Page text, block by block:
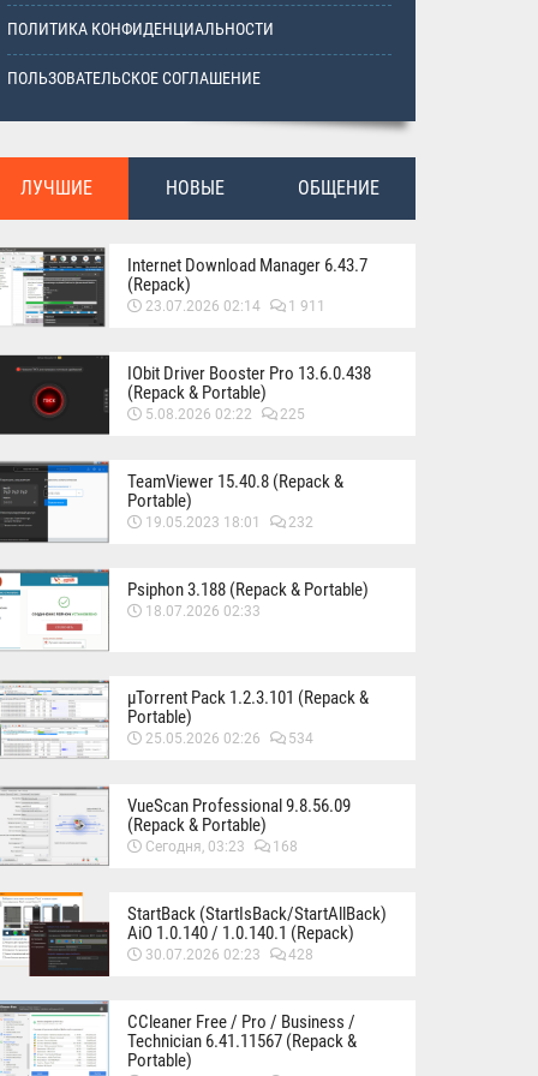
ПОЛИТИКА КОНФИДЕНЦИАЛЬНОСТИ
ПОЛЬЗОВАТЕЛЬСКОЕ СОГЛАШЕНИЕ
ЛУЧШИЕ НОВЫЕ ОБЩЕНИЕ
Internet Download Manager 6.43.7
(Repack)
23.07.2026 02:14 1 911
IObit Driver Booster Pro 13.6.0.438
(Repack & Portable)
5.08.2026 02:22 225
TeamViewer 15.40.8 (Repack &
Portable)
19.05.2023 18:01 232
Psiphon 3.188 (Repack & Portable)
18.07.2026 02:33
µTorrent Pack 1.2.3.101 (Repack &
Portable)
25.05.2026 02:26 534
VueScan Professional 9.8.56.09
(Repack & Portable)
Сегодня, 03:23 168
StartBack (StartIsBack/StartAllBack)
AiO 1.0.140 / 1.0.140.1 (Repack)
30.07.2026 02:23 428
CCleaner Free / Pro / Business /
Technician 6.41.11567 (Repack &
Portable)